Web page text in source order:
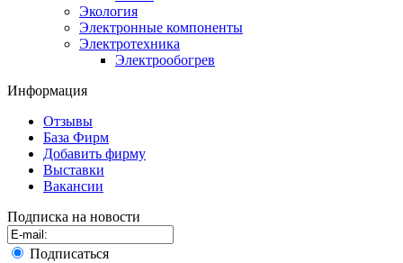
Экология
Электронные компоненты
Электротехника
Электрообогрев
Информация
Отзывы
База Фирм
Добавить фирму
Выставки
Вакансии
Подписка на новости
Подписаться